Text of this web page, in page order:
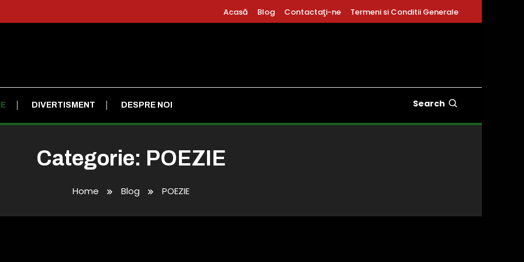
Acasă Blog Contactaţi-ne Termeni si Conditii Generale
DIVERTISMENT DESPRE NOI Search
Categorie: POEZIE
Home Blog POEZIE